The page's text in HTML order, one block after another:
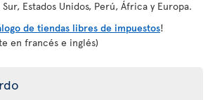
Estados Unidos, Perú, África y Europa.
de tiendas libres de impuestos!
en francés e inglés)